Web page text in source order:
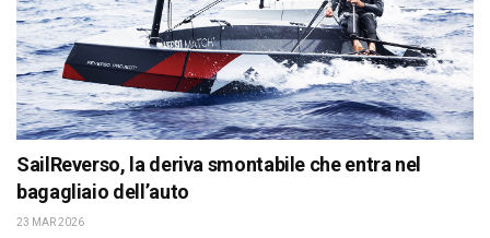
SailReverso, la deriva smontabile che entra nel
bagagliaio dell’auto
23 MAR 2026